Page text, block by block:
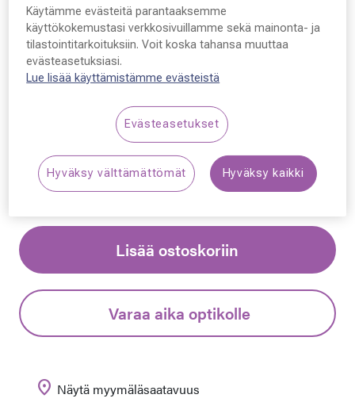
Oakley Sutro Lite S,
949605 34 - 134 - 138
Synttäriale: erä merkkiaurinkolaseja –50 %,
katso alennetut tuotteet!
Lisää ostoskoriin
Varaa aika optikolle
location_on Näytä myymäläsaatavuus
Käytämme evästeitä parantaaksemme
käyttökokemustasi verkkosivuillamme sekä mainonta- ja
tilastointitarkoituksiin. Voit koska tahansa muuttaa
evästeasetuksiasi.
Lue lisää käyttämistämme evästeistä
Evästeasetukset
Hyväksy välttämättömät Hyväksy kaikki